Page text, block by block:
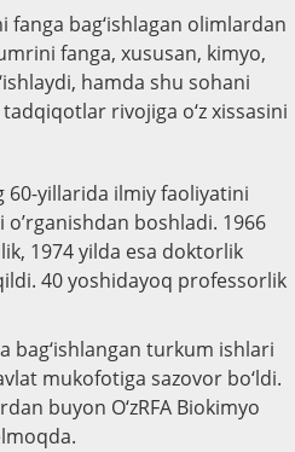
fanga bag‘ishlagan olimlardan
fanga, xususan, kimyo,
hamda shu sohani
rivojiga o‘z xissasini
60-yillarida ilmiy faoliyatini
boshladi. 1966
1974 yilda esa doktorlik
40 yoshidayoq professorlik
bag‘ishlangan turkum ishlari
mukofotiga sazovor bo‘ldi.
buyon O‘zRFA Biokimyo